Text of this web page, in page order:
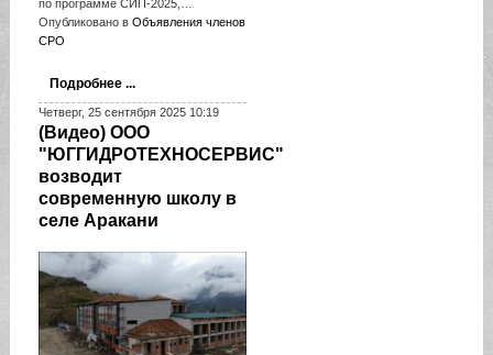
по программе СИП‑2025,…
Опубликовано в Объявления членов
СРО
Подробнее ...
Четверг, 25 сентября 2025 10:19
(Видео) ООО
"ЮГГИДРОТЕХНОСЕРВИС"
возводит
современную школу в
селе Аракани